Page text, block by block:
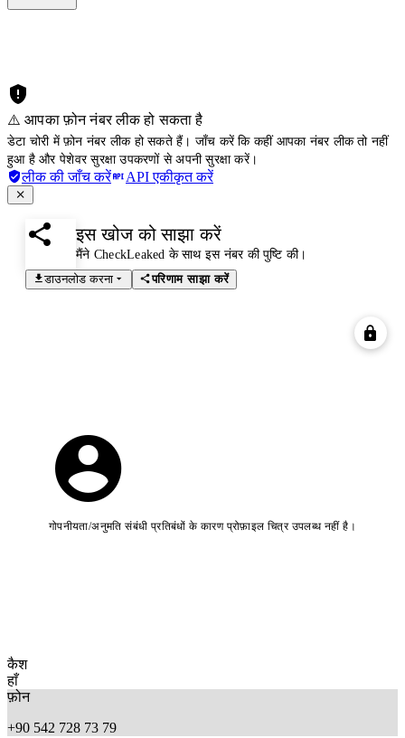
⚠️ आपका फ़ोन नंबर लीक हो सकता है
डेटा चोरी में फ़ोन नंबर लीक हो सकते हैं। जाँच करें कि कहीं आपका नंबर लीक तो नहीं
हुआ है और पेशेवर सुरक्षा उपकरणों से अपनी सुरक्षा करें।
लीक की जाँच करें API एकीकृत करें
इस खोज को साझा करें
मैंने CheckLeaked के साथ इस नंबर की पुष्टि की।
डाउनलोड करना
परिणाम साझा करें
गोपनीयता/अनुमति संबंधी प्रतिबंधों के कारण प्रोफ़ाइल चित्र उपलब्ध नहीं है।
कैश
हाँ
फ़ोन
+90 542 728 73 79